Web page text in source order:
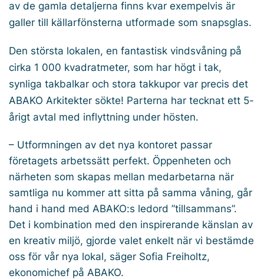
av de gamla detaljerna finns kvar exempelvis är
galler till källarfönsterna utformade som snapsglas.
Den största lokalen, en fantastisk vindsvåning på
cirka 1 000 kvadratmeter, som har högt i tak,
synliga takbalkar och stora takkupor var precis det
ABAKO Arkitekter sökte! Parterna har tecknat ett 5-
årigt avtal med inflyttning under hösten.
– Utformningen av det nya kontoret passar
företagets arbetssätt perfekt. Öppenheten och
närheten som skapas mellan medarbetarna när
samtliga nu kommer att sitta på samma våning, går
hand i hand med ABAKO:s ledord ”tillsammans”.
Det i kombination med den inspirerande känslan av
en kreativ miljö, gjorde valet enkelt när vi bestämde
oss för vår nya lokal, säger Sofia Freiholtz,
ekonomichef på ABAKO.